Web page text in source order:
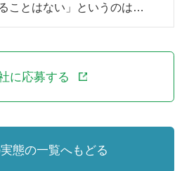
ことはない」というのは…
に応募する
態の一覧へもどる